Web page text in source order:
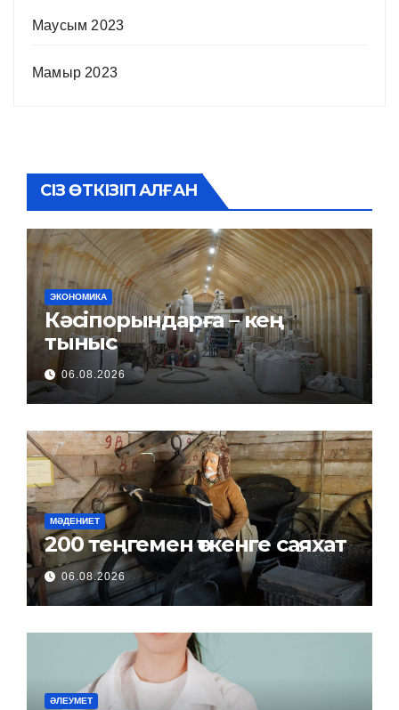
Маусым 2023
Мамыр 2023
СІЗ ӨТКІЗІП АЛҒАН
ЭКОНОМИКА
Кәсіпорындарға – кең
тыныс
06.08.2026
МӘДЕНИЕТ
200 теңгемен өткенге саяхат
06.08.2026
ӘЛЕУМЕТ